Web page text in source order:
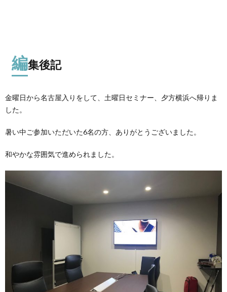
編集後記
金曜日から名古屋入りをして、土曜日セミナー、夕方横浜へ帰りま
した。
暑い中ご参加いただいた6名の方、ありがとうございました。
和やかな雰囲気で進められました。